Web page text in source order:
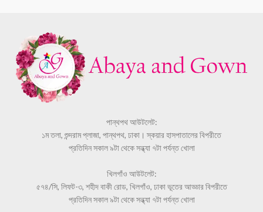
পান্থপথ আউটলেট:
১ম তলা, শুন্দরাম প্লাজা, পান্থপথ, ঢাকা। স্কয়ার হাসপাতালের বিপরীতে
প্রতিদিন সকাল ৯টা থেকে সন্ধ্যা ৭টা পর্যন্ত খোলা
খিলগাঁও আউটলেট:
৫৭৪/সি, লিফট-৩, শহীদ বাকী রোড, খিলগাঁও, ঢাকা ভূতের আড্ডার বিপরীতে
প্রতিদিন সকাল ৯টা থেকে সন্ধ্যা ৭টা পর্যন্ত খোলা